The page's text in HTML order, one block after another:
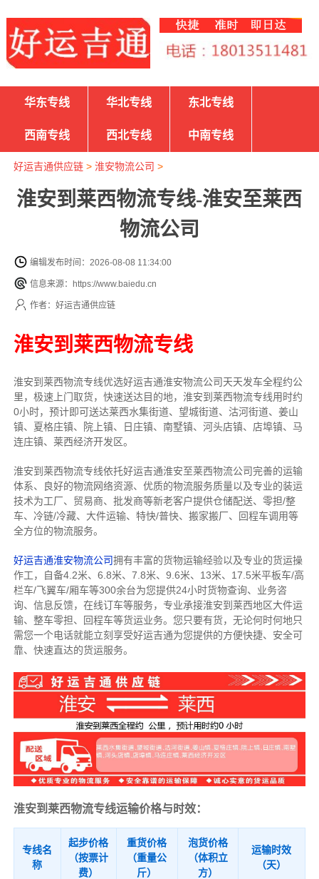
华东专线 华北专线 东北专线
西南专线 西北专线 中南专线
好运吉通供应链> 淮安物流公司 >
淮安到莱西物流专线-淮安至莱西
物流公司
编辑发布时间：2026-08-08 11:34:00
信息来源：https://www.baiedu.cn
作者：好运吉通供应链
淮安到莱西物流专线
淮安到莱西物流专线优选好运吉通淮安物流公司天天发车全程约公
里， 极速上门取货，快速送达目的地，淮安到莱西物流专线用时约
0小时，预计即可送达莱西水集街道、望城街道、沽河街道、姜山
镇、夏格庄镇、院上镇、日庄镇、南墅镇、河头店镇、店埠镇、马
连庄镇、莱西经济开发区。
淮安到莱西物流专线依托好运吉通淮安至莱西物流公司完善的运输
体系、良好的物流网络资源、优质的物流服务质量以及专业的装运
技术为工厂、贸易商、批发商等新老客户提供仓储配送、零担/整
车、冷链/冷藏、大件运输、特快/普快、搬家搬厂、回程车调用等
全方位的物流服务。
好运吉通淮安物流公司拥有丰富的货物运输经验以及专业的货运操
作工，自备4.2米、6.8米、7.8米、9.6米、13米、17.5米平板车/高
栏车/飞翼车/厢车等300余台为您提供24小时货物查询、业务咨
询、信息反馈，在线订车等服务， 专业承接淮安到莱西地区大件运
输、整车零担、回程车等货运业务。 您只要有货，无论何时何地只
需您一个电话就能立刻享受好运吉通为您提供的方便快捷、安全可
靠、快速直达的货运服务。
淮安到莱西物流专线运输价格与时效：
专线名
称
起步价格
（按票计
费）
重货价格
（重量公
斤）
泡货价格
（体积立
方）
运输时效
（天）